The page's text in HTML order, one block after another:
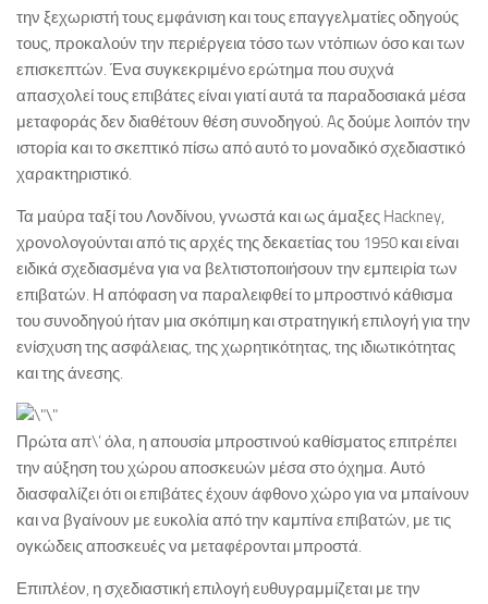
την ξεχωριστή τους εμφάνιση και τους επαγγελματίες οδηγούς
τους, προκαλούν την περιέργεια τόσο των ντόπιων όσο και των
επισκεπτών. Ένα συγκεκριμένο ερώτημα που συχνά
απασχολεί τους επιβάτες είναι γιατί αυτά τα παραδοσιακά μέσα
μεταφοράς δεν διαθέτουν θέση συνοδηγού. Aς δούμε λοιπόν την
ιστορία και το σκεπτικό πίσω από αυτό το μοναδικό σχεδιαστικό
χαρακτηριστικό.
Τα μαύρα ταξί του Λονδίνου, γνωστά και ως άμαξες Hackney,
χρονολογούνται από τις αρχές της δεκαετίας του 1950 και είναι
ειδικά σχεδιασμένα για να βελτιστοποιήσουν την εμπειρία των
επιβατών. Η απόφαση να παραλειφθεί το μπροστινό κάθισμα
του συνοδηγού ήταν μια σκόπιμη και στρατηγική επιλογή για την
ενίσχυση της ασφάλειας, της χωρητικότητας, της ιδιωτικότητας
και της άνεσης.
Πρώτα απ\’ όλα, η απουσία μπροστινού καθίσματος επιτρέπει
την αύξηση του χώρου αποσκευών μέσα στο όχημα. Αυτό
διασφαλίζει ότι οι επιβάτες έχουν άφθονο χώρο για να μπαίνουν
και να βγαίνουν με ευκολία από την καμπίνα επιβατών, με τις
ογκώδεις αποσκευές να μεταφέρονται μπροστά.
Επιπλέον, η σχεδιαστική επιλογή ευθυγραμμίζεται με την